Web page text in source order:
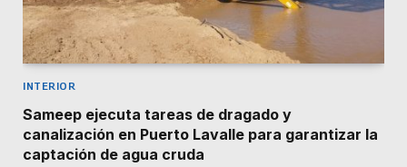
INTERIOR
Sameep ejecuta tareas de dragado y
canalización en Puerto Lavalle para garantizar la
captación de agua cruda